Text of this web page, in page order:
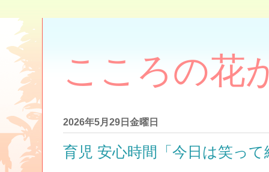
こころの花
2026年5月29日金曜日
育児 安心時間「今日は笑っ